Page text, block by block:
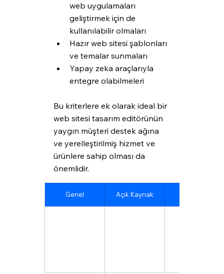
web uygulamaları
geliştirmek için de
kullanılabilir olmaları
Hazır web sitesi şablonları
ve temalar sunmaları
Yapay zeka araçlarıyla
entegre olabilmeleri
Bu kriterlere ek olarak ideal bir
web sitesi tasarım editörünün
yaygın müşteri destek ağına
ve yerelleştirilmiş hizmet ve
ürünlere sahip olması da
önemlidir.
Genel Açık Kaynak